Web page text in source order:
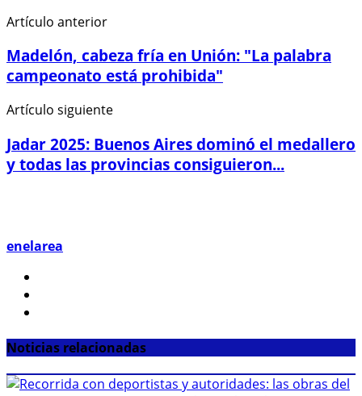
Artículo anterior
Madelón, cabeza fría en Unión: "La palabra
campeonato está prohibida"
Artículo siguiente
Jadar 2025: Buenos Aires dominó el medallero
y todas las provincias consiguieron...
enelarea
Noticias relacionadas